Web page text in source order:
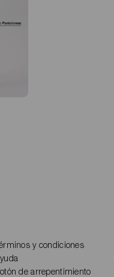
y condiciones
de arrepentimiento